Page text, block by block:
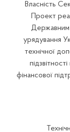
Власність
Проект
Державним
урядування
технічної
фінансової